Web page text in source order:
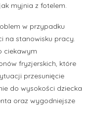
myjnia z fotelem.
w przypadku
na stanowisku pracy.
ciekawym
fryzjerskich, które
przesunięcie
do wysokości dziecka
oraz wygodniejsze